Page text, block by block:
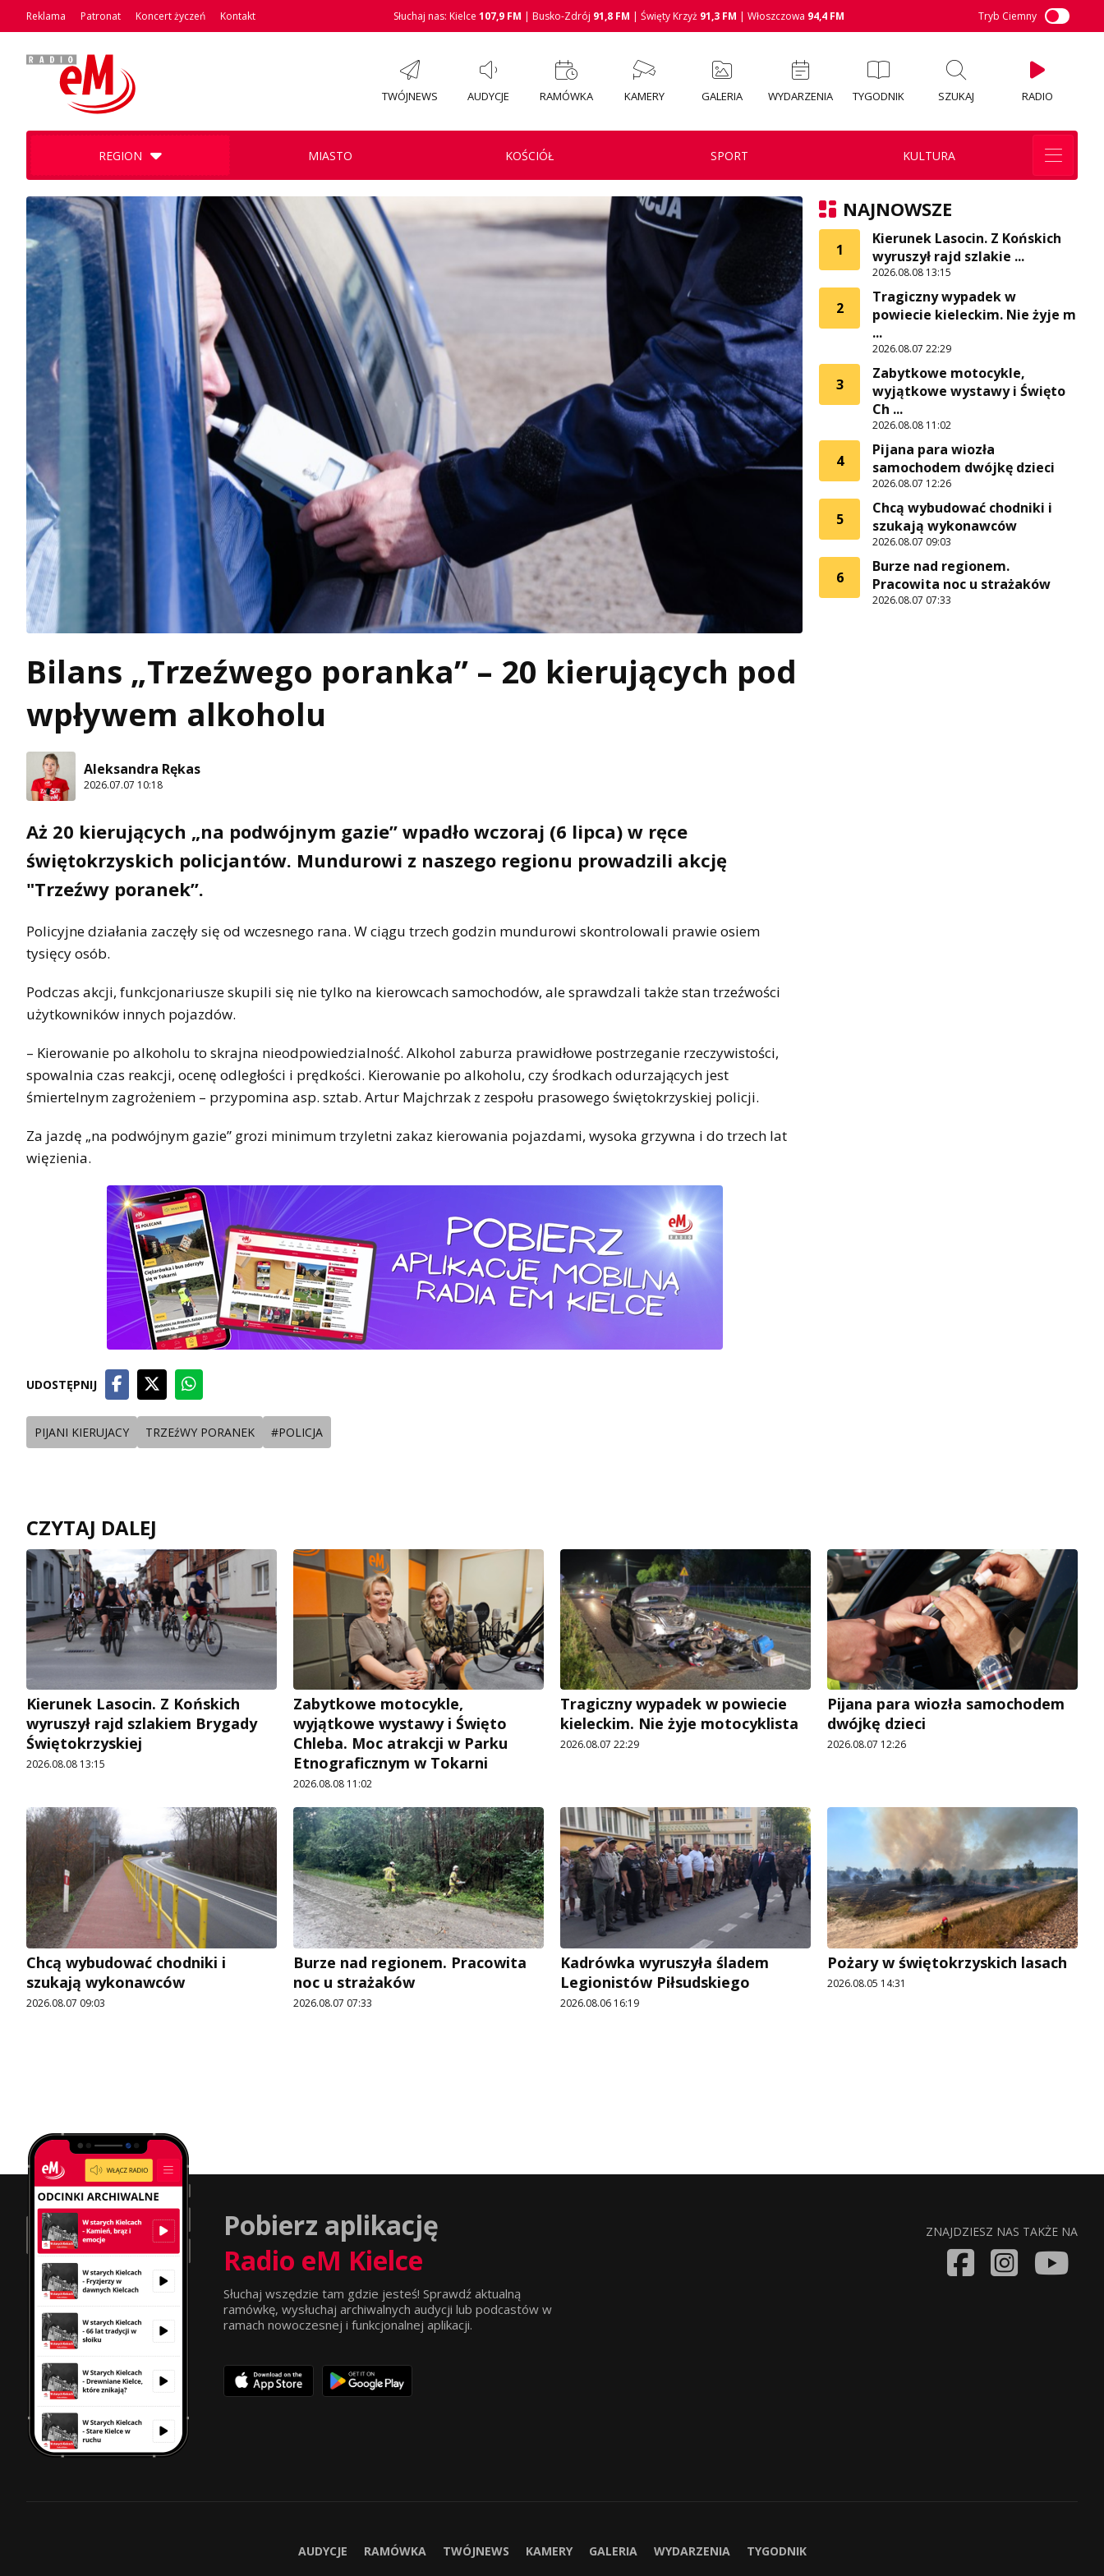
Reklama Patronat Koncert życzeń Kontakt Słuchaj nas: Kielce 107,9 FM | Busko-Zdrój 91,8 FM | Święty Krzyż 91,3 FM | Włoszczowa 94,4 FM Tryb Ciemny
TWÓJNEWS AUDYCJE RAMÓWKA KAMERY GALERIA WYDARZENIA TYGODNIK SZUKAJ RADIO
REGION MIASTO KOŚCIÓŁ SPORT KULTURA
Bilans „Trzeźwego poranka” – 20 kierujących pod
wpływem alkoholu
Aleksandra Rękas
2026.07.07 10:18
Aż 20 kierujących „na podwójnym gazie” wpadło wczoraj (6 lipca) w ręce
świętokrzyskich policjantów. Mundurowi z naszego regionu prowadzili akcję
"Trzeźwy poranek”.
Policyjne działania zaczęły się od wczesnego rana. W ciągu trzech godzin mundurowi skontrolowali prawie osiem
tysięcy osób.
Podczas akcji, funkcjonariusze skupili się nie tylko na kierowcach samochodów, ale sprawdzali także stan trzeźwości
użytkowników innych pojazdów.
– Kierowanie po alkoholu to skrajna nieodpowiedzialność. Alkohol zaburza prawidłowe postrzeganie rzeczywistości,
spowalnia czas reakcji, ocenę odległości i prędkości. Kierowanie po alkoholu, czy środkach odurzających jest
śmiertelnym zagrożeniem – przypomina asp. sztab. Artur Majchrzak z zespołu prasowego świętokrzyskiej policji.
Za jazdę „na podwójnym gazie” grozi minimum trzyletni zakaz kierowania pojazdami, wysoka grzywna i do trzech lat
więzienia.
UDOSTĘPNIJ
PIJANI KIERUJACY TRZEźWY PORANEK #POLICJA
NAJNOWSZE
1
Kierunek Lasocin. Z Końskich
wyruszył rajd szlakie ...
2026.08.08 13:15
2
Tragiczny wypadek w
powiecie kieleckim. Nie żyje m
...
2026.08.07 22:29
3
Zabytkowe motocykle,
wyjątkowe wystawy i Święto
Ch ...
2026.08.08 11:02
4
Pijana para wiozła
samochodem dwójkę dzieci
2026.08.07 12:26
5
Chcą wybudować chodniki i
szukają wykonawców
2026.08.07 09:03
6
Burze nad regionem.
Pracowita noc u strażaków
2026.08.07 07:33
CZYTAJ DALEJ
Kierunek Lasocin. Z Końskich
wyruszył rajd szlakiem Brygady
Świętokrzyskiej
2026.08.08 13:15
Zabytkowe motocykle,
wyjątkowe wystawy i Święto
Chleba. Moc atrakcji w Parku
Etnograficznym w Tokarni
2026.08.08 11:02
Tragiczny wypadek w powiecie
kieleckim. Nie żyje motocyklista
2026.08.07 22:29
Pijana para wiozła samochodem
dwójkę dzieci
2026.08.07 12:26
Chcą wybudować chodniki i
szukają wykonawców
2026.08.07 09:03
Burze nad regionem. Pracowita
noc u strażaków
2026.08.07 07:33
Kadrówka wyruszyła śladem
Legionistów Piłsudskiego
2026.08.06 16:19
Pożary w świętokrzyskich lasach
2026.08.05 14:31
Pobierz aplikację
Radio eM Kielce
Słuchaj wszędzie tam gdzie jesteś! Sprawdź aktualną
ramówkę, wysłuchaj archiwalnych audycji lub podcastów w
ramach nowoczesnej i funkcjonalnej aplikacji.
ZNAJDZIESZ NAS TAKŻE NA
AUDYCJE RAMÓWKA TWÓJNEWS KAMERY GALERIA WYDARZENIA TYGODNIK